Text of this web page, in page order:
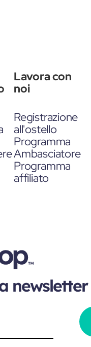
Lavora con
noi
Registrazione
all'ostello
Programma
Ambasciatore
Programma
affiliato
newsletter